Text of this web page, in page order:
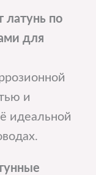
латунь по
для
и
идеальной